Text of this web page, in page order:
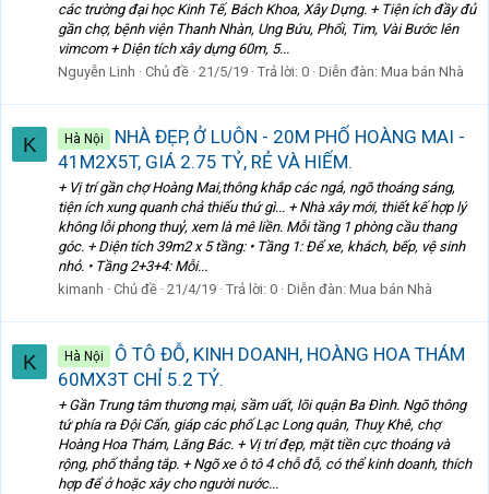
các trường đại học Kinh Tế, Bách Khoa, Xây Dựng. + Tiện ích đầy đủ
gần chợ, bệnh viện Thanh Nhàn, Ung Bứu, Phổi, Tim, Vài Bước lên
vimcom + Diện tích xây dựng 60m, 5...
Nguyễn Linh
Chủ đề 21/5/19 Trả lời: 0 Diễn đàn: Mua bán Nhà
K Hà Nội
NHÀ ĐẸP, Ở LUÔN - 20M PHỐ HOÀNG MAI -
41M2X5T, GIÁ 2.75 TỶ, RẺ VÀ HIẾM.
+ Vị trí gần chợ Hoàng Mai,thông khắp các ngả, ngõ thoáng sáng,
tiện ích xung quanh chả thiếu thứ gì... + Nhà xây mới, thiết kế hợp lý
không lỗi phong thuỷ, xem là mê liền. Mỗi tầng 1 phòng cầu thang
góc. + Diện tích 39m2 x 5 tầng: • Tầng 1: Để xe, khách, bếp, vệ sinh
nhỏ. • Tầng 2+3+4: Mỗi...
kimanh
Chủ đề 21/4/19 Trả lời: 0 Diễn đàn: Mua bán Nhà
K Hà Nội
Ô TÔ ĐỖ, KINH DOANH, HOÀNG HOA THÁM
60MX3T CHỈ 5.2 TỶ.
+ Gần Trung tâm thương mại, sầm uất, lõi quận Ba Đình. Ngõ thông
tứ phía ra Đội Cấn, giáp các phố Lạc Long quân, Thuỵ Khê, chợ
Hoàng Hoa Thám, Lăng Bác. + Vị trí đẹp, mặt tiền cực thoáng và
rộng, phố thẳng tắp. + Ngõ xe ô tô 4 chỗ đỗ, có thể kinh doanh, thích
hợp để ở hoặc xây cho người nước...